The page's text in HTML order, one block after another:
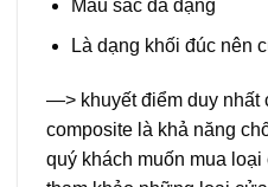
Màu sắc đa dạng
Là dạng khối đúc nên
—> khuyết điểm duy nhất
composite là khả năng
quý khách muốn mua